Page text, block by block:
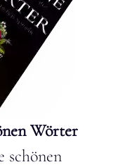
Wörter
schönen